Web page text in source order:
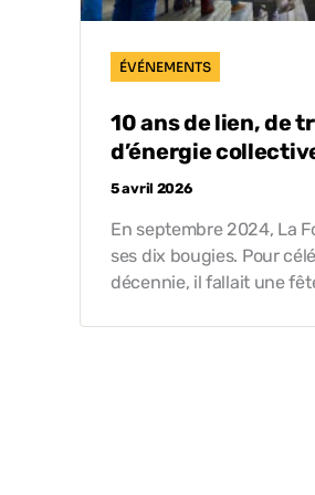
ÉVÉNEMENTS
10 ans de lien, de
d’énergie
5 avril 2026
En septembre 2024, La
ses dix bougies. Pour
décennie, il fallait une